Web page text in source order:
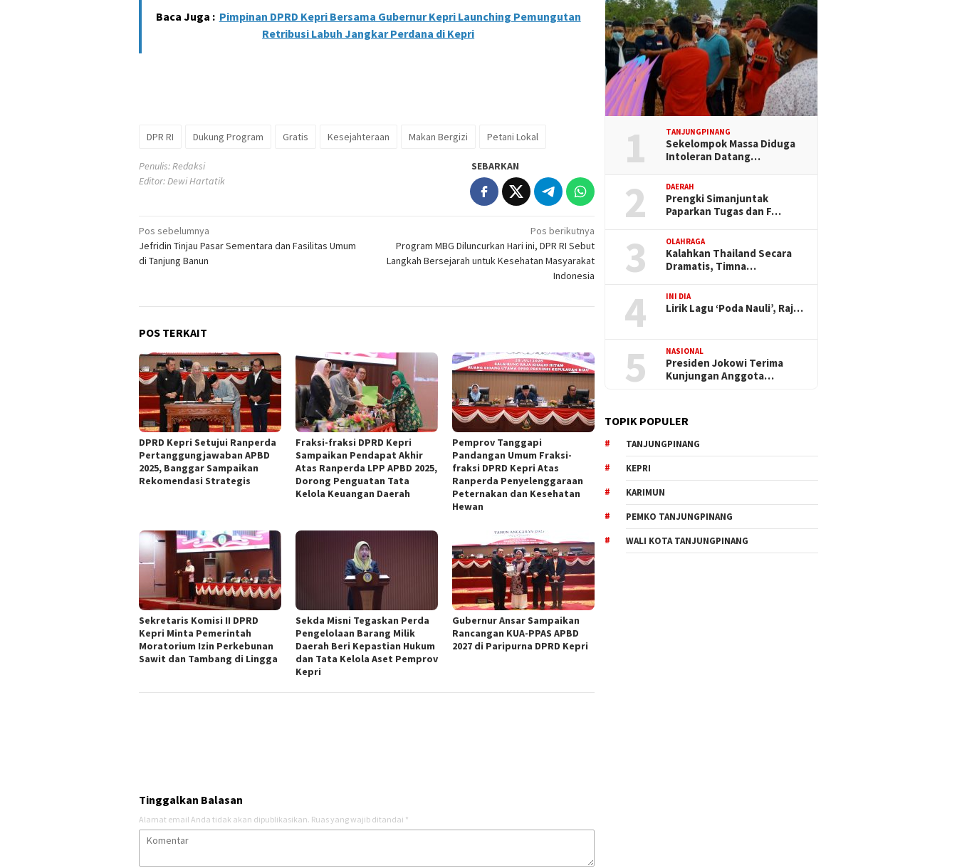
Baca Juga : Pimpinan DPRD Kepri Bersama Gubernur Kepri Launching Pemungutan
Retribusi Labuh Jangkar Perdana di Kepri
DPR RI Dukung Program Gratis Kesejahteraan Makan Bergizi Petani Lokal
Penulis: Redaksi
Editor: Dewi Hartatik
SEBARKAN
Navigasi
pos
Pos sebelumnya
Jefridin Tinjau Pasar Sementara dan Fasilitas Umum
di Tanjung Banun
Pos berikutnya
Program MBG Diluncurkan Hari ini, DPR RI Sebut
Langkah Bersejarah untuk Kesehatan Masyarakat
Indonesia
POS TERKAIT
DPRD Kepri Setujui Ranperda
Pertanggungjawaban APBD
2025, Banggar Sampaikan
Rekomendasi Strategis
Fraksi-fraksi DPRD Kepri
Sampaikan Pendapat Akhir
Atas Ranperda LPP APBD 2025,
Dorong Penguatan Tata
Kelola Keuangan Daerah
Pemprov Tanggapi
Pandangan Umum Fraksi-
fraksi DPRD Kepri Atas
Ranperda Penyelenggaraan
Peternakan dan Kesehatan
Hewan
Sekretaris Komisi II DPRD
Kepri Minta Pemerintah
Moratorium Izin Perkebunan
Sawit dan Tambang di Lingga
Sekda Misni Tegaskan Perda
Pengelolaan Barang Milik
Daerah Beri Kepastian Hukum
dan Tata Kelola Aset Pemprov
Kepri
Gubernur Ansar Sampaikan
Rancangan KUA-PPAS APBD
2027 di Paripurna DPRD Kepri
Tinggalkan Balasan
Alamat email Anda tidak akan dipublikasikan. Ruas yang wajib ditandai *
1 TANJUNGPINANG
Sekelompok Massa Diduga
Intoleran Datang…
2 DAERAH
Prengki Simanjuntak
Paparkan Tugas dan F…
3 OLAHRAGA
Kalahkan Thailand Secara
Dramatis, Timna…
4 INI DIA
Lirik Lagu ‘Poda Nauli’, Raj…
5 NASIONAL
Presiden Jokowi Terima
Kunjungan Anggota…
TOPIK POPULER
TANJUNGPINANG
KEPRI
KARIMUN
PEMKO TANJUNGPINANG
WALI KOTA TANJUNGPINANG